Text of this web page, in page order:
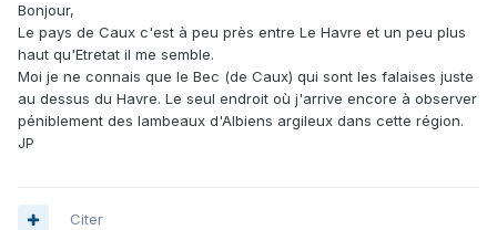
Bonjour,
Le pays de Caux c'est à peu près entre Le Havre et un peu plus
haut qu'Etretat il me semble.
Moi je ne connais que le Bec (de Caux) qui sont les falaises juste
au dessus du Havre. Le seul endroit où j'arrive encore à observer
péniblement des lambeaux d'Albiens argileux dans cette région.
JP
Citer